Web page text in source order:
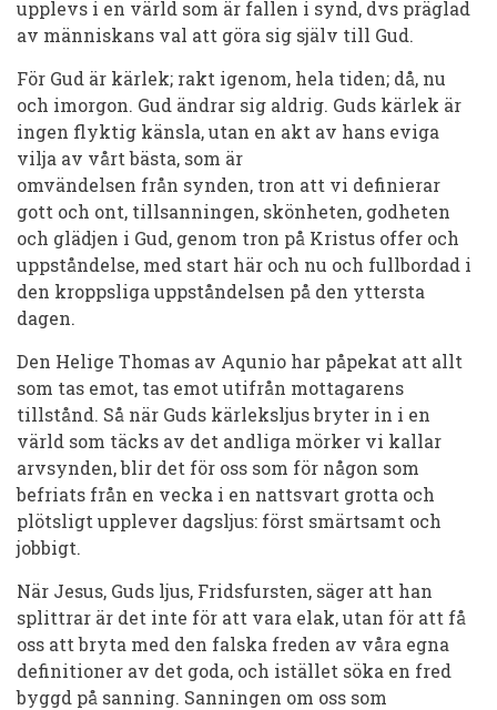
upplevs i en värld som är fallen i synd, dvs präglad
av människans val att göra sig själv till Gud.
För Gud är kärlek; rakt igenom, hela tiden; då, nu
och imorgon. Gud ändrar sig aldrig. Guds kärlek är
ingen flyktig känsla, utan en akt av hans eviga
vilja av vårt bästa, som är
omvändelsen från synden, tron att vi definierar
gott och ont, tillsanningen, skönheten, godheten
och glädjen i Gud, genom tron på Kristus offer och
uppståndelse, med start här och nu och fullbordad i
den kroppsliga uppståndelsen på den yttersta
dagen.
Den Helige Thomas av Aqunio har påpekat att allt
som tas emot, tas emot utifrån mottagarens
tillstånd. Så när Guds kärleksljus bryter in i en
värld som täcks av det andliga mörker vi kallar
arvsynden, blir det för oss som för någon som
befriats från en vecka i en nattsvart grotta och
plötsligt upplever dagsljus: först smärtsamt och
jobbigt.
När Jesus, Guds ljus, Fridsfursten, säger att han
splittrar är det inte för att vara elak, utan för att få
oss att bryta med den falska freden av våra egna
definitioner av det goda, och istället söka en fred
byggd på sanning. Sanningen om oss som